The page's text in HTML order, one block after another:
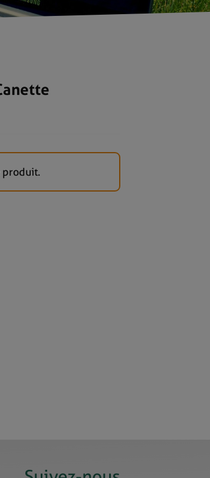
produit.